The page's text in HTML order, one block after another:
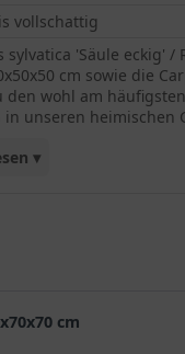
vollschattig
sylvatica 'Säule eckig' /
cm sowie die
den wohl am
in unseren heimischen
▾
bedienen.
cm